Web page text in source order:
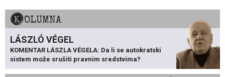
KOLUMNA
LÁSZLÓ VÉGEL
KOMENTAR LÁSZLA VÉGELA: Da li se autokratski
sistem može srušiti pravnim sredstvima?